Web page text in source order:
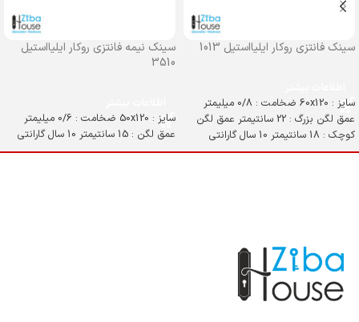
سینک فانتزی روکار ایلیااستیل 1013
سایز : 60x120 ضخامت : 0/8 میلیمتر
عمق لگن بزرگ : 22 سانتیمتر عمق لگن
کوچک : 18 سانتیمتر 10 سال گارانتی
سینک نیمه فانتزی روکار ایلیااستیل
3510
سایز : 50x120 ضخامت : 0/6 میلیمتر
عمق لگن : 15 سانتیمتر 10 سال گارانتی